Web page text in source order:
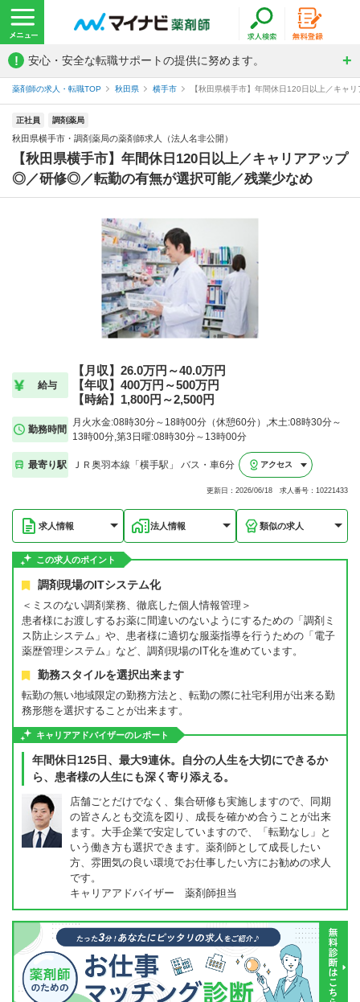
! 安心・安全な転職サポートの提供に努めます。
薬剤師の求人・転職TOP 秋田県 横手市 【秋田県横手市】年間休日120日以上／キ
正社員 調剤薬局
秋田県横手市・調剤薬局の薬剤師求人（法人名非公開）
【秋田県横手市】年間休日120日以上／キャリアアップ
◎／研修◎／転勤の有無が選択可能／残業少なめ
給与
【月収】26.0万円～40.0万円
【年収】400万円～500万円
【時給】1,800円～2,500円
勤務時間
月火水金:08時30分～18時00分（休憩60分）,木土:08時30分～
13時00分,第3日曜:08時30分～13時00分
最寄り駅 ＪＲ奥羽本線「横手駅」 バス・車6分 アクセス
更新日：2026/06/18 求人番号：10221433
求人情報 法人情報 類似の求人
この求人のポイント
調剤現場のITシステム化
＜ミスのない調剤業務、徹底した個人情報管理＞
患者様にお渡しするお薬に間違いのないようにするための「調剤ミ
ス防止システム」や、患者様に適切な服薬指導を行うための「電子
薬歴管理システム」など、調剤現場のIT化を進めています。
勤務スタイルを選択出来ます
転勤の無い地域限定の勤務方法と、転勤の際に社宅利用が出来る勤
務形態を選択することが出来ます。
キャリアアドバイザーのレポート
年間休日125日、最大9連休。自分の人生を大切にできるか
ら、患者様の人生にも深く寄り添える。
店舗ごとだけでなく、集合研修も実施しますので、同期
の皆さんとも交流を図り、成長を確かめ合うことが出来
ます。大手企業で安定していますので、「転勤なし」と
いう働き方も選択できます。薬剤師として成長したい
方、雰囲気の良い環境でお仕事したい方にお勧めの求人
です。
キャリアアドバイザー 薬剤師担当